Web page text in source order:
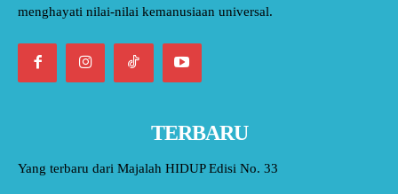
menghayati nilai-nilai kemanusiaan universal.
TERBARU
Yang terbaru dari Majalah HIDUP Edisi No. 33